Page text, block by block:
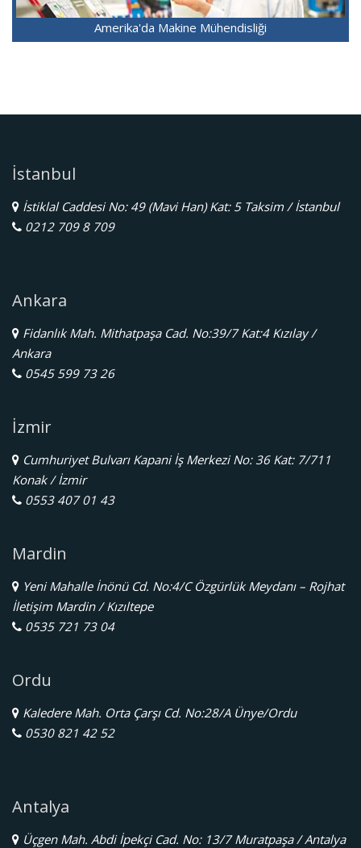
Amerika'da Makine Mühendisliği
İstanbul
İstiklal Caddesi No: 49 (Mavi Han) Kat: 5 Taksim / İstanbul
0212 709 8 709
Ankara
Fidanlık Mah. Mithatpaşa Cad. No:39/7 Kat:4 Kızılay /
Ankara
0545 599 73 26
İzmir
Cumhuriyet Bulvarı Kapani İş Merkezi No: 36 Kat: 7/711
Konak / İzmir
0553 407 01 43
Mardin
Yeni Mahalle İnönü Cd. No:4/C Özgürlük Meydanı – Rojhat
İletişim Mardin / Kızıltepe
0535 721 73 04
Ordu
Kaledere Mah. Orta Çarşı Cd. No:28/A Ünye/Ordu
0530 821 42 52
Antalya
Üçgen Mah. Abdi İpekçi Cad. No: 13/7 Muratpaşa / Antalya